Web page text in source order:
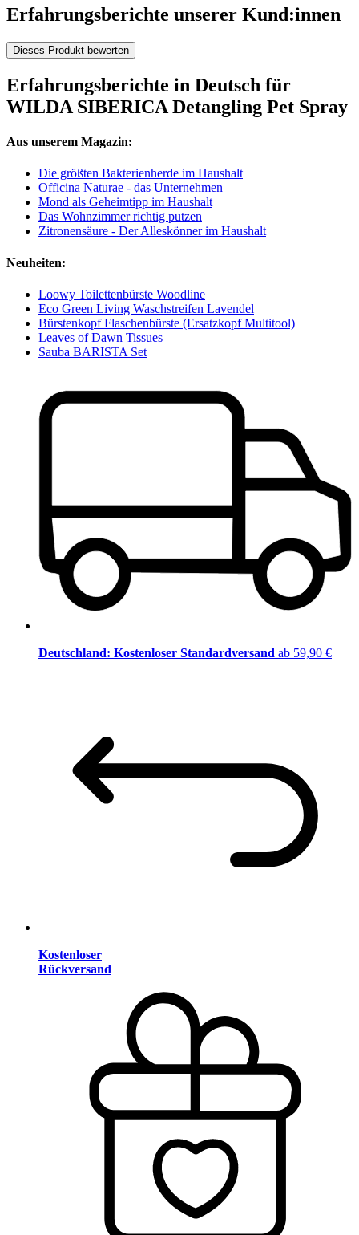
Erfahrungsberichte unserer Kund:innen
Dieses Produkt bewerten
Erfahrungsberichte in Deutsch für
WILDA SIBERICA Detangling Pet Spray
Aus unserem Magazin:
Die größten Bakterienherde im Haushalt
Officina Naturae - das Unternehmen
Mond als Geheimtipp im Haushalt
Das Wohnzimmer richtig putzen
Zitronensäure - Der Alleskönner im Haushalt
Neuheiten:
Loowy Toilettenbürste Woodline
Eco Green Living Waschstreifen Lavendel
Bürstenkopf Flaschenbürste (Ersatzkopf Multitool)
Leaves of Dawn Tissues
Sauba BARISTA Set
Deutschland: Kostenloser Standardversand ab 59,90 €
Kostenloser
Rückversand